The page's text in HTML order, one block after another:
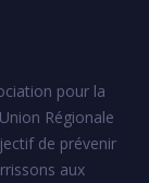
pour la
Régionale
de prévenir
aux